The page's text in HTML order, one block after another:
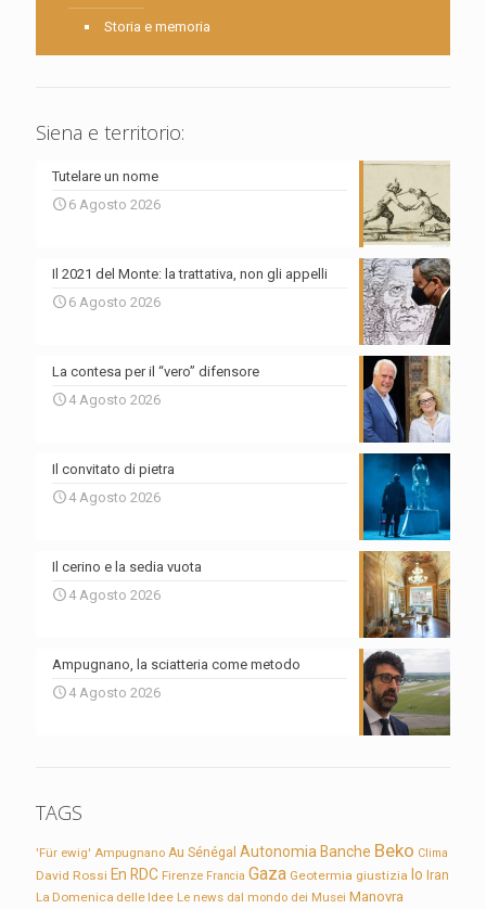
Storia e memoria
Siena e territorio:
Tutelare un nome
6 Agosto 2026
Il 2021 del Monte: la trattativa, non gli appelli
6 Agosto 2026
La contesa per il “vero” difensore
4 Agosto 2026
Il convitato di pietra
4 Agosto 2026
Il cerino e la sedia vuota
4 Agosto 2026
Ampugnano, la sciatteria come metodo
4 Agosto 2026
TAGS
'Für ewig' Ampugnano Au Sénégal Autonomia Banche Beko Clima
David Rossi En RDC Firenze Francia Gaza Geotermia giustizia Io Iran
La Domenica delle Idee Le news dal mondo dei Musei Manovra